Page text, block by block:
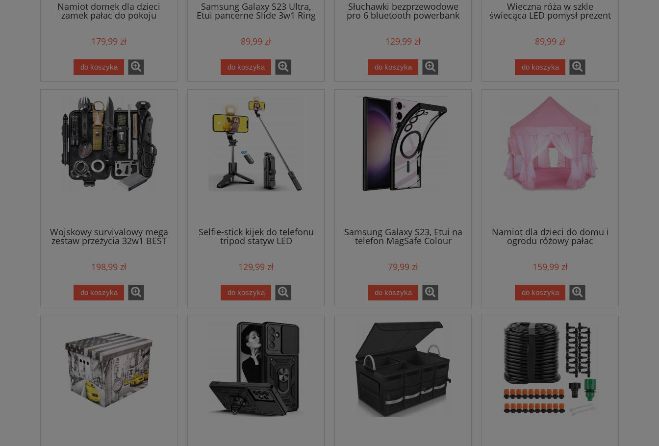
Namiot domek dla dzieci
zamek pałac do pokoju
ogrodu domu + lampki LED
179,99 zł
do koszyka
Samsung Galaxy S23 Ultra,
Etui pancerne Slide 3w1 Ring
89,99 zł
do koszyka
Słuchawki bezprzewodowe
pro 6 bluetooth powerbank
129,99 zł
do koszyka
Wieczna róża w szkle
świecąca LED pomysł prezent
na dzień kobiet
89,99 zł
do koszyka
Wojskowy survivalowy mega
zestaw przeżycia 32w1 BEST
198,99 zł
do koszyka
Selfie-stick kijek do telefonu
tripod statyw LED
129,99 zł
do koszyka
Samsung Galaxy S23, Etui na
telefon MagSafe Colour
79,99 zł
do koszyka
Namiot dla dzieci do domu i
ogrodu różowy pałac
159,99 zł
do koszyka